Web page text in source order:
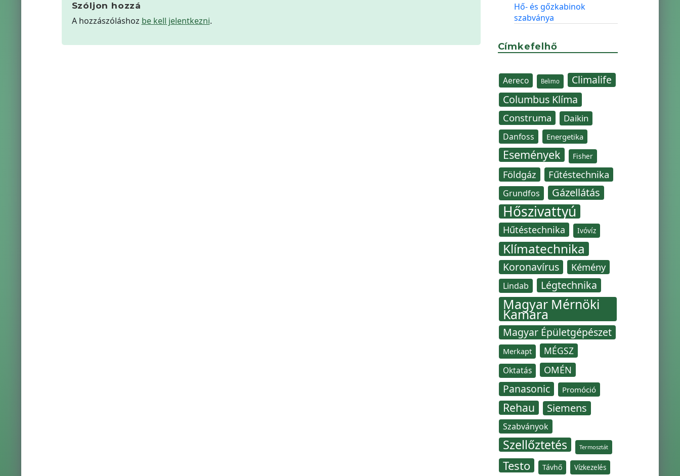
Szóljon hozzá
A hozzászóláshoz be kell jelentkezni.
Hő- és gőzkabinok
szabványa
Címkefelhő
Aereco Belimo
Climalife
Columbus Klíma
Construma Daikin
Danfoss Energetika
Események Fisher
Földgáz Fűtéstechnika
Grundfos Gázellátás
Hőszivattyú
Hűtéstechnika Ivóvíz
Klímatechnika
Koronavírus Kémény
Lindab Légtechnika
Magyar Mérnöki
Kamara
Magyar Épületgépészet
Merkapt MÉGSZ
Oktatás OMÉN
Panasonic Promóció
Rehau Siemens
Szabványok
Szellőztetés Termosztát
Testo Távhő Vízkezelés